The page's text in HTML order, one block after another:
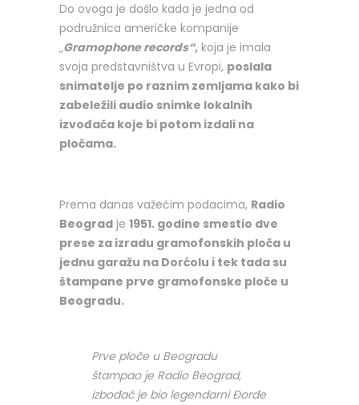
Do ovoga je došlo kada je jedna od
podružnica američke kompanije
„Gramophone records“, koja je imala
svoja predstavništva u Evropi, poslala
snimatelje po raznim zemljama kako bi
zabeležili audio snimke lokalnih
izvođača koje bi potom izdali na
pločama.
Prema danas važećim podacima, Radio
Beograd je 1951. godine smestio dve
prese za izradu gramofonskih ploča u
jednu garažu na Dorćolu i tek tada su
štampane prve gramofonske ploče u
Beogradu.
Prve ploče u Beogradu
štampao je Radio Beograd,
izbođač je bio legendarni Đorđe